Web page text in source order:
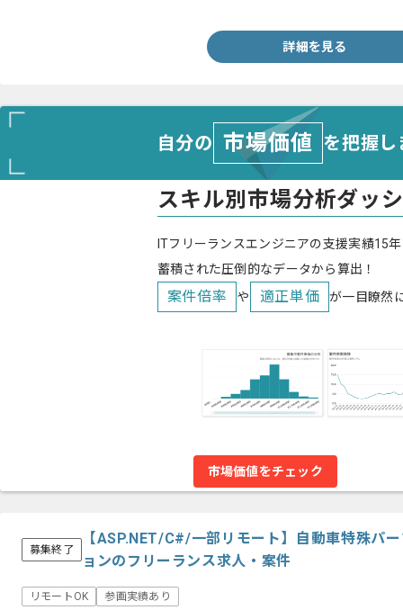
詳細を見る
自分の 市場価値 を把握
スキル別市場分析ダッ
ITフリーランスエンジニアの支援実績15
蓄積された圧倒的なデータから算出！
案件倍率 や 適正単価 が一目瞭然
市場価値をチェック
募集終了
【ASP.NET/C#/一部リモート】自動車特殊パ
ョンのフリーランス求人・案件
リモートOK 参画実績あり